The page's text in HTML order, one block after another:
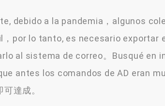
debido a la pandemia，algunos
，por lo tanto, es necesario exportar
al sistema de correo。Busqué en
antes los comandos de AD eran
達成。